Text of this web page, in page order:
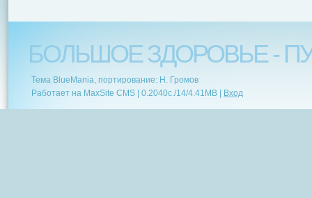
БОЛЬШОЕ ЗДОРОВЬЕ -
Тема BlueMania, портирование: Н. Громов
Работает на MaxSite CMS | 0.2040c./14/4.41MB Вход